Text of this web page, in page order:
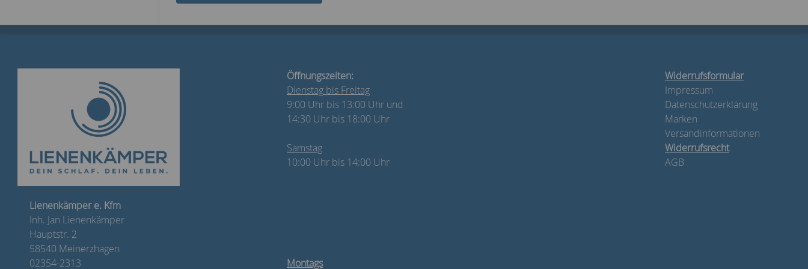
Lienenkämper e. Kfm
Inh. Jan Lienenkämper
Hauptstr. 2
58540 Meinerzhagen
02354-2313
Öffnungszeiten:
Dienstag bis Freitag
9:00 Uhr bis 13:00 Uhr und
14:30 Uhr bis 18:00 Uhr
Samstag
10:00 Uhr bis 14:00 Uhr
Montags
Widerrufsformular
Impressum
Datenschutzerklärung
Marken
Versandinformationen
Widerrufsrecht
AGB